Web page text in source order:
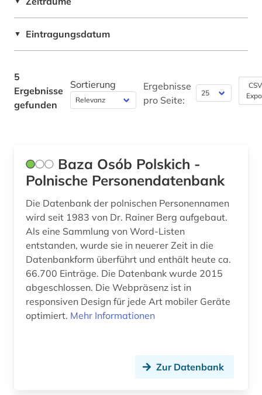
Ostasienwissenschaften (Japanologie,
Philosophie (0)
Physik (0)
Rechtswissenschaft (0)
Romanistik (0)
Soziologie (0)
Sport (0)
Technik (0)
▼ Eintragungsdatum
5
Ergebnisse
gefunden
Sortierung
Ergebnisse
pro Seite:
Baza Osób Polskich -
Polnische Personendatenbank
Die Datenbank der polnischen Personennamen
wird seit 1983 von Dr. Rainer Berg aufgebaut.
Als eine Sammlung von Word-Listen
entstanden, wurde sie in neuerer Zeit in die
Datenbankform überführt und enthält heute ca.
66.700 Einträge. Die Datenbank wurde 2015
abgeschlossen. Die Webpräsenz ist in
responsiven Design für jede Art mobiler Geräte
optimiert. Mehr Informationen
Zur Datenbank